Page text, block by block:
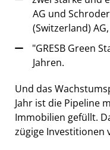
AG und
(Switzerland) AG,
"GRESB Green
Jahren.
Und das
Jahr ist die Pipeline
Immobilien gefüllt.
zügige Investitionen